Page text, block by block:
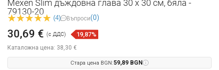
Mexen Slim дъждовна глава 30 x 30 см, бяла -
79130-20
(4) Въпроси(0)
Каталожна цена: 38,30 €
30,69 € (с ДДС) 19,87%
Стара цена BGN:59,89 BGN